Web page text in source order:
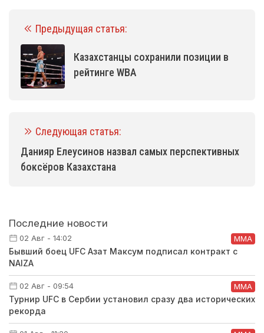
Предыдущая статья:
Казахстанцы сохранили позиции в
рейтинге WBA
Следующая статья:
Данияр Елеусинов назвал самых перспективных
боксёров Казахстана
Последние новости
02 Авг - 14:02 ММА
Бывший боец UFC Азат Максум подписал контракт с
NAIZA
02 Авг - 09:54 ММА
Турнир UFC в Сербии установил сразу два исторических
рекорда